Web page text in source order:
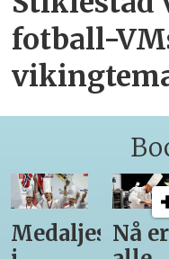
fotball-
Nå er